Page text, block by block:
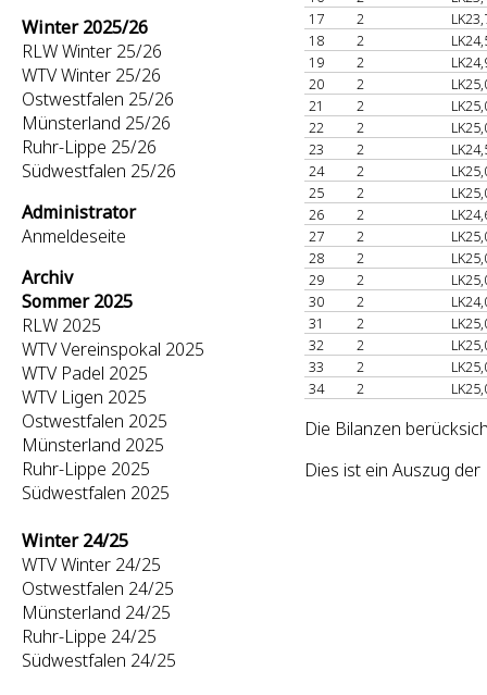
Winter 2025/26
RLW Winter 25/26
WTV Winter 25/26
Ostwestfalen 25/26
Münsterland 25/26
Ruhr-Lippe 25/26
Südwestfalen 25/26
Administrator
Anmeldeseite
Archiv
Sommer 2025
RLW 2025
WTV Vereinspokal 2025
WTV Padel 2025
WTV Ligen 2025
Ostwestfalen 2025
Münsterland 2025
Ruhr-Lippe 2025
Südwestfalen 2025
Winter 24/25
WTV Winter 24/25
Ostwestfalen 24/25
Münsterland 24/25
Ruhr-Lippe 24/25
Südwestfalen 24/25
17
2
18
2
19
2
20
2
21
2
22
2
23
2
24
2
25
2
26
2
27
2
28
2
29
2
30
2
31
2
32
2
33
2
34
2
Die Bilanzen
Dies ist ein Auszug